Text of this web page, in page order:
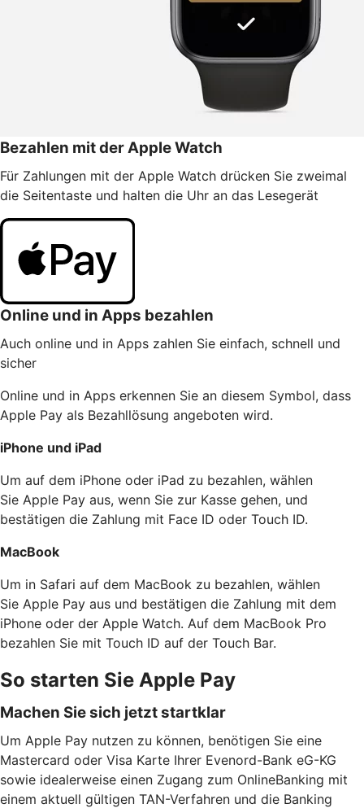
Bezahlen mit der Apple Watch
Für Zahlungen mit der Apple Watch drücken Sie zweimal
die Seitentaste und halten die Uhr an das Lesegerät
Online und in Apps bezahlen
Auch online und in Apps zahlen Sie einfach, schnell und
sicher
Online und in Apps erkennen Sie an diesem Symbol, dass
Apple Pay als Bezahllösung angeboten wird.
iPhone und iPad
Um auf dem iPhone oder iPad zu bezahlen, wählen
Sie Apple Pay aus, wenn Sie zur Kasse gehen, und
bestätigen die Zahlung mit Face ID oder Touch ID.
MacBook
Um in Safari auf dem MacBook zu bezahlen, wählen
Sie Apple Pay aus und bestätigen die Zahlung mit dem
iPhone oder der Apple Watch. Auf dem MacBook Pro
bezahlen Sie mit Touch ID auf der Touch Bar.
So starten Sie Apple Pay
Machen Sie sich jetzt startklar
Um Apple Pay nutzen zu können, benötigen Sie eine
Mastercard oder Visa Karte Ihrer Evenord-Bank eG-KG
sowie idealerweise einen Zugang zum OnlineBanking mit
einem aktuell gültigen TAN-Verfahren und die Banking